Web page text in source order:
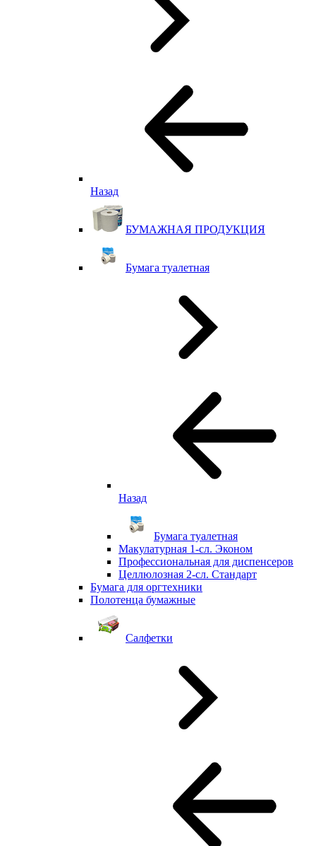
Назад
БУМАЖНАЯ ПРОДУКЦИЯ
Бумага туалетная
Назад
Бумага туалетная
Макулатурная 1-сл. Эконом
Профессиональная для диспенсеров
Целлюлозная 2-сл. Стандарт
Бумага для оргтехники
Полотенца бумажные
Салфетки